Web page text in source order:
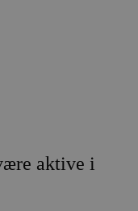
aktive i